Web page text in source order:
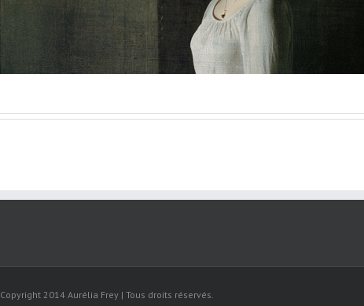
Copyright 2014 Aurélia Frey | Tous droits réservés.